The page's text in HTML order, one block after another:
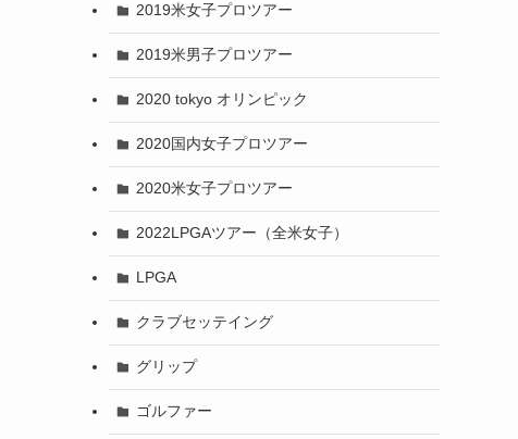
2019米女子プロツアー
2019米男子プロツアー
2020 tokyo オリンピック
2020国内女子プロツアー
2020米女子プロツアー
2022LPGAツアー（全米女子）
LPGA
クラブセッテイング
グリップ
ゴルファー